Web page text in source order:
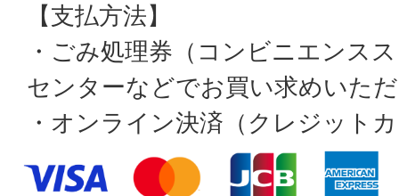
【支払方法】
・ごみ処理券（コンビニエンス
センターなどでお買い求めいた
・オンライン決済（クレジット